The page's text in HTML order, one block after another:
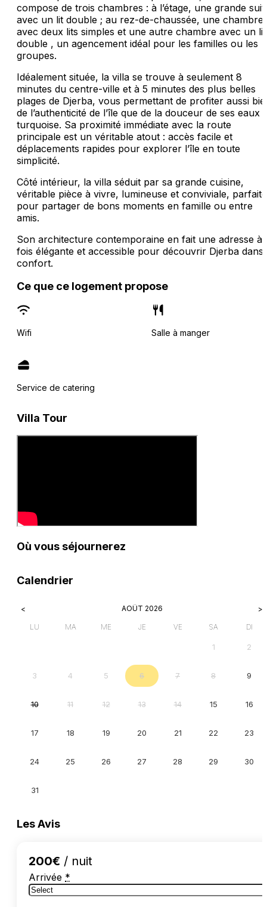
compose de trois chambres : à l’étage, une grande
avec un lit double ; au rez-de-chaussée, une chambre
avec deux lits simples et une autre chambre avec un lit
double , un agencement idéal pour les familles ou les
groupes.
Idéalement située, la villa se trouve à seulement 8
minutes du centre-ville et à 5 minutes des plus belles
plages de Djerba, vous permettant de profiter aussi
de l’authenticité de l’île que de la douceur de ses eaux
turquoise. Sa proximité immédiate avec la route
principale est un véritable atout : accès facile et
déplacements rapides pour explorer l’île en toute
simplicité.
Côté intérieur, la villa séduit par sa grande cuisine,
véritable pièce à vivre, lumineuse et conviviale, parfaite
pour partager de bons moments en famille ou entre
amis.
Son architecture contemporaine en fait une adresse à
fois élégante et accessible pour découvrir Djerba dans
confort.
Ce que ce logement propose
Wifi Salle à manger
Service de catering
Villa Tour
Où vous séjournerez
+
Calendrier
< AOÛT 2026
>
LU
MA ME JE VE SA DI
1 2
3 4 5 6 7 8 9
10 11 12 13 14 15 16
17 18 19 20 21 22 23
24 25 26 27 28 29 30
31
Les Avis
200€ / nuit
Arrivée *